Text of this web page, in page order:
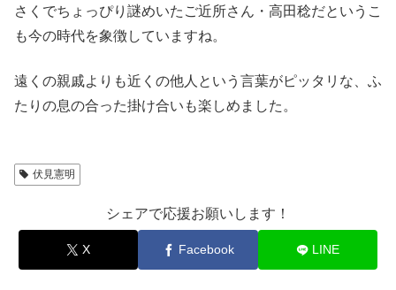
さくでちょっぴり謎めいたご近所さん・高田稔だというこ
も今の時代を象徴していますね。
遠くの親戚よりも近くの他人という言葉がピッタリな、ふ
たりの息の合った掛け合いも楽しめました。
伏見憲明
シェアで応援お願いします！
X Facebook LINE